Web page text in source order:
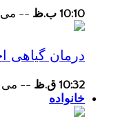
10:10 ب.ظ -- می 29, 2019
درمان گیاهی
10:32 ق.ظ -- می 28, 2019
خانواده